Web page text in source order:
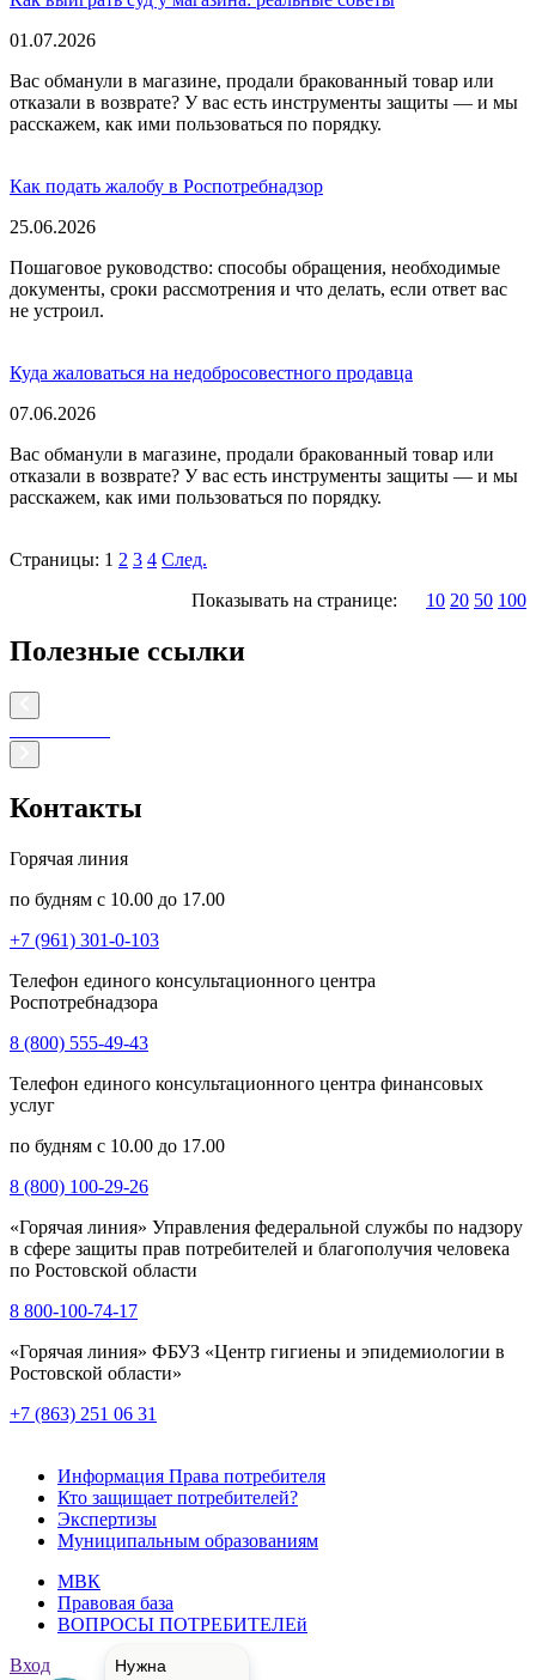
01.07.2026
Вас обманули в магазине, продали бракованный товар или
отказали в возврате? У вас есть инструменты защиты — и мы
расскажем, как ими пользоваться по порядку.
Как подать жалобу в Роспотребнадзор
25.06.2026
Пошаговое руководство: способы обращения, необходимые
документы, сроки рассмотрения и что делать, если ответ вас
не устроил.
Куда жаловаться на недобросовестного продавца
07.06.2026
Вас обманули в магазине, продали бракованный товар или
отказали в возврате? У вас есть инструменты защиты — и мы
расскажем, как ими пользоваться по порядку.
Страницы: 1 2 3 4 След.
Показывать на странице:
10 20 50 100
Полезные ссылки
Контакты
Горячая линия
по будням с 10.00 до 17.00
+7 (961) 301-0-103
Телефон единого консультационного центра
Роспотребнадзора
8 (800) 555-49-43
Телефон единого консультационного центра финансовых
услуг
по будням с 10.00 до 17.00
8 (800) 100-29-26
«Горячая линия» Управления федеральной службы по надзору
в сфере защиты прав потребителей и благополучия человека
по Ростовской области
8 800-100-74-17
«Горячая линия» ФБУЗ «Центр гигиены и эпидемиологии в
Ростовской области»
+7 (863) 251 06 31
Информация Права потребителя
Кто защищает потребителей?
Экспертизы
Муниципальным образованиям
МВК
Правовая база
ВОПРОСЫ ПОТРЕБИТЕЛЕй
Вход
Нужна